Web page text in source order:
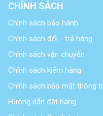
CHÍNH SÁCH
Chính sách bảo hành
Chính sách đổi - trả hàng
Chính sách vận chuyển
Chính sách kiểm hàng
Chính sách bảo mật thông
Hướng dẫn đặt hàng